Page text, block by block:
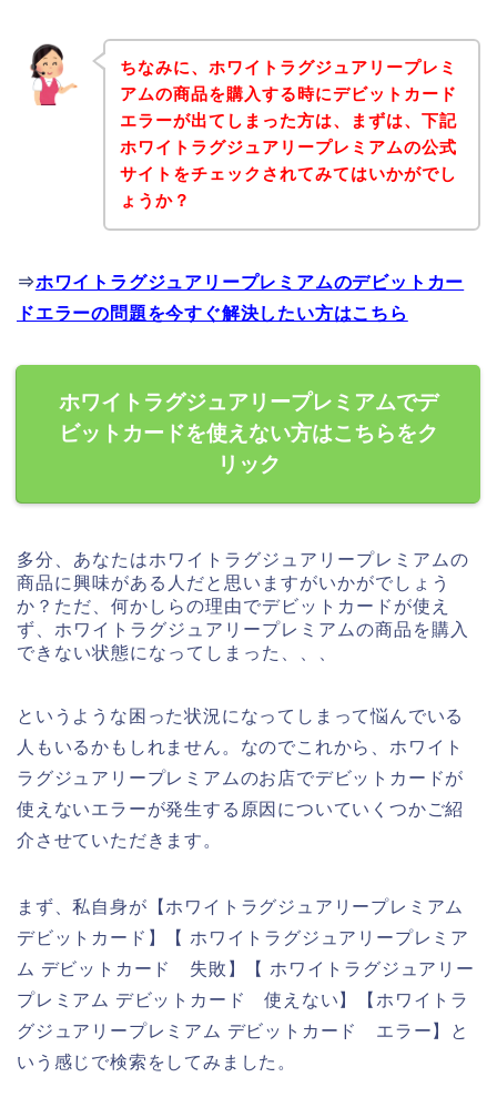
ちなみに、ホワイトラグジュアリープレミ
アムの商品を購入する時にデビットカード
エラーが出てしまった方は、まずは、下記
ホワイトラグジュアリープレミアムの公式
サイトをチェックされてみてはいかがでし
ょうか？
⇒ホワイトラグジュアリープレミアムのデビットカー
ドエラーの問題を今すぐ解決したい方はこちら
ホワイトラグジュアリープレミアムでデ
ビットカードを使えない方はこちらをク
リック
多分、あなたはホワイトラグジュアリープレミアムの
商品に興味がある人だと思いますがいかがでしょう
か？ただ、何かしらの理由でデビットカードが使え
ず、ホワイトラグジュアリープレミアムの商品を購入
できない状態になってしまった、、、
というような困った状況になってしまって悩んでいる
人もいるかもしれません。なのでこれから、ホワイト
ラグジュアリープレミアムのお店でデビットカードが
使えないエラーが発生する原因についていくつかご紹
介させていただきます。
まず、私自身が【ホワイトラグジュアリープレミアム
デビットカード】【 ホワイトラグジュアリープレミア
ム デビットカード 失敗】【 ホワイトラグジュアリー
プレミアム デビットカード 使えない】【ホワイトラ
グジュアリープレミアム デビットカード エラー】と
いう感じで検索をしてみました。